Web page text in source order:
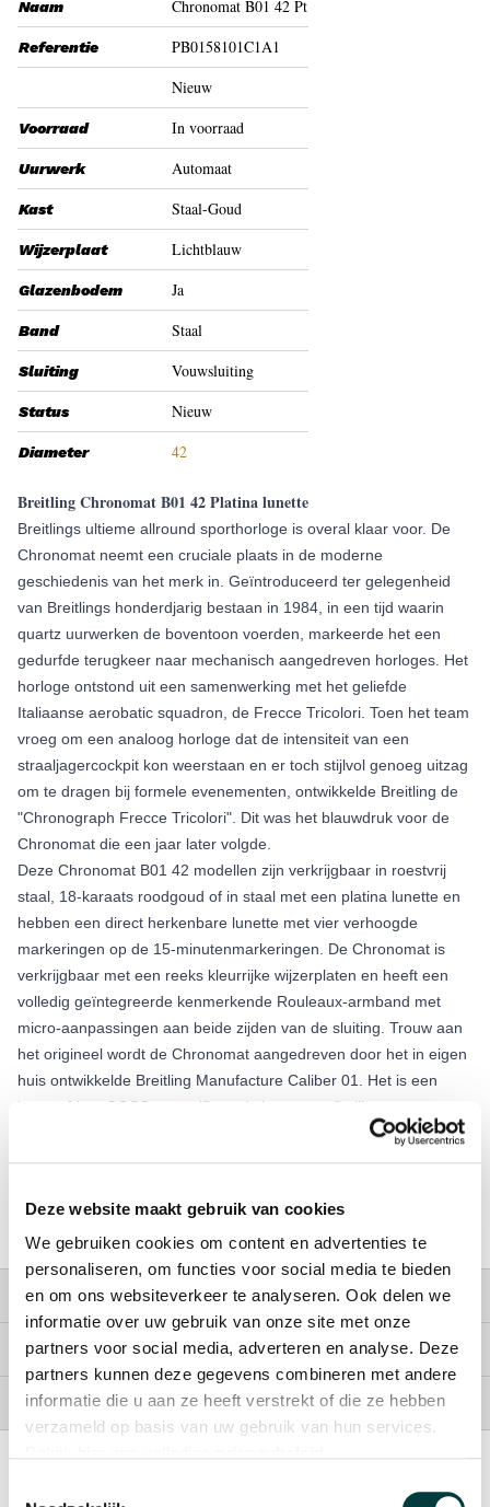
Deze website maakt gebruik van cookies
We gebruiken cookies om content en advertenties te
personaliseren, om functies voor social media te bieden
en om ons websiteverkeer te analyseren. Ook delen we
informatie over uw gebruik van onze site met onze
partners voor social media, adverteren en analyse. Deze
partners kunnen deze gegevens combineren met andere
informatie die u aan ze heeft verstrekt of die ze hebben
verzameld op basis van uw gebruik van hun services.
Naam Chronomat B01 42 Pt
Referentie
PB0158101C1A1
Nieuw
Voorraad In voorraad
Uurwerk Automaat
Kast Staal-Goud
Wijzerplaat Lichtblauw
Glazenbodem Ja
Band Staal
Sluiting Vouwsluiting
Status Nieuw
Diameter 42
Breitling Chronomat B01 42 Platina lunette
Breitlings ultieme allround sporthorloge is overal klaar voor. De
Chronomat neemt een cruciale plaats in de moderne
geschiedenis van het merk in. Geïntroduceerd ter gelegenheid
van Breitlings honderdjarig bestaan ​​in 1984, in een tijd waarin
quartz uurwerken de boventoon voerden, markeerde het een
gedurfde terugkeer naar mechanisch aangedreven horloges. Het
horloge ontstond uit een samenwerking met het geliefde
Italiaanse aerobatic squadron, de Frecce Tricolori. Toen het team
vroeg om een ​​analoog horloge dat de intensiteit van een
straaljagercockpit kon weerstaan ​​en er toch stijlvol genoeg uitzag
om te dragen bij formele evenementen, ontwikkelde Breitling de
"Chronograph Frecce Tricolori". Dit was het blauwdruk voor de
Chronomat die een jaar later volgde.
Deze Chronomat B01 42 modellen zijn verkrijgbaar in roestvrij
staal, 18-karaats roodgoud of in staal met een platina lunette en
hebben een direct herkenbare lunette met vier verhoogde
markeringen op de 15-minutenmarkeringen. De Chronomat is
verkrijgbaar met een reeks kleurrijke wijzerplaten en heeft een
volledig geïntegreerde kenmerkende Rouleaux-armband met
micro-aanpassingen aan beide zijden van de sluiting. Trouw aan
het origineel wordt de Chronomat aangedreven door het in eigen
huis ontwikkelde Breitling Manufacture Caliber 01. Het is een
beproefd en COSC-gecertificeerd chronograafkaliber met een
datumweergave op 6 uur en een gangreserve van 70 uur. De
kast is waterdicht tot 200 meter, waardoor het horloge geschikt is
Wij hebben altijd een ruim aanbod in onze winkel te Nijmegen, dus u
kunt veel horloges passen en bespreken met onze horloge experts.
Garantie
Levering
Betaling